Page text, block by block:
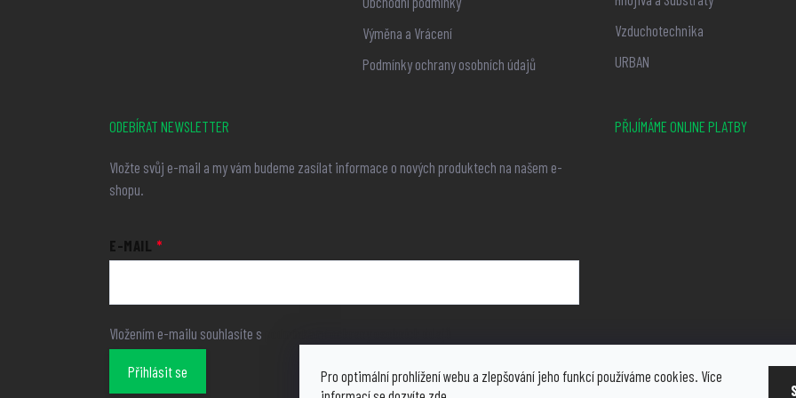
Pro optimální prohlížení webu a zlepšování jeho funkcí používáme cookies. Více
Výměna a Vrácení
Podmínky ochrany osobních údajů
Vzduchotechnika
URBAN
ODEBÍRAT NEWSLETTER
Vložte svůj e-mail a my vám budeme zasílat informace o nových produktech na našem e-
shopu.
E-MAIL
Vložením e-mailu souhlasíte s
Přihlásit se
PŘIJÍMÁME ONLINE PLATBY